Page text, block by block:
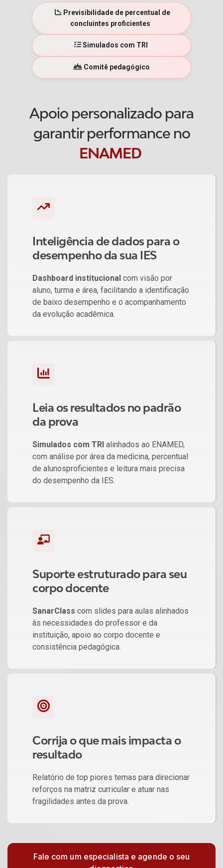
Previsibilidade de percentual de
concluintes proficientes
Simulados com TRI
Comitê pedagógico
Apoio personalizado para
garantir performance no
ENAMED
Inteligência de dados para o
desempenho da sua IES
Dashboard institucional com visão por
aluno, turma e área, facilitando a identificação
de baixo desempenho e o acompanhamento
da evolução acadêmica.
Leia os resultados no padrão
da prova
Simulados com TRI alinhados ao ENAMED,
com análise por área da medicina, percentual
de alunosproficientes e leitura mais precisa
do desempenho da IES.
Suporte estruturado para seu
corpo docente
SanarClass com slides para aulas alinhados
às necessidades do professor e da
instituição, apoio ao corpo docente e
consistência pedagógica.
Corrija o que mais impacta o
resultado
Relatório de top piores temas para direcionar
reforços na matriz curricular e atuar nas
fragilidades antes da prova.
Fale com um especialista e agende o seu